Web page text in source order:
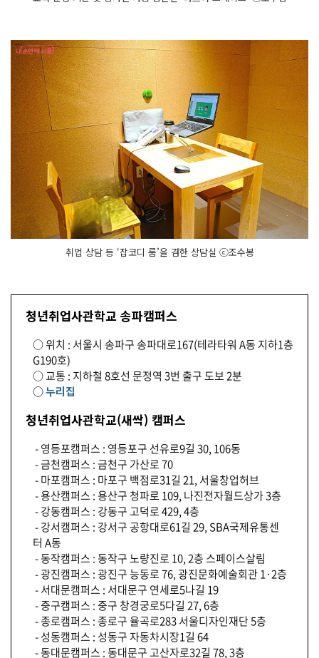
취업 상담 등 ‘잡코디 룸’을 겸한 상담실 ⓒ조수봉
청년취업사관학교 송파캠퍼스
○ 위치 : 서울시 송파구 송파대로167(테라타워 A동 지하1층
G190호)
○ 교통 : 지하철 8호선 문정역 3번 출구 도보 2분
○누리집
청년취업사관학교(새싹) 캠퍼스
- 영등포캠퍼스 : 영등포구 선유로9길 30, 106동
- 금천캠퍼스 : 금천구 가산로 70
- 마포캠퍼스 : 마포구 백점로31길 21, 서울창업허브
- 용산캠퍼스 : 용산구 청파로 109, 나진전자월드상가 3층
- 강동캠퍼스 : 강동구 고덕로 429, 4층
- 강서캠퍼스 : 강서구 공항대로61길 29, SBA국제유통센
터 A동
- 동작캠퍼스 : 동작구 노량진로 10, 2층 스페이스살림
- 광진캠퍼스 : 광진구 능동로 76, 광진문화예술회관 1·2층
- 서대문캠퍼스 : 서대문구 연세로5나길 19
- 중구캠퍼스 : 중구 창경궁로5다길 27, 6층
- 종로캠퍼스 : 종로구 율곡로283 서울디자인재단 5층
- 성동캠퍼스 : 성동구 자동차시장1길 64
- 동대문캠퍼스 : 동대문구 고산자로32길 78, 3층